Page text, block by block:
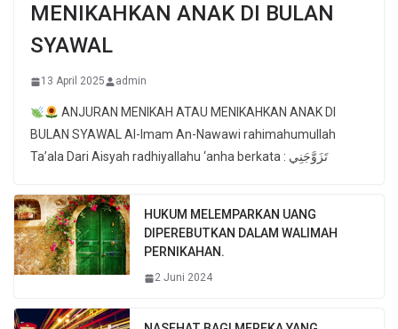
MENIKAHKAN ANAK DI BULAN
SYAWAL
13 April 2025 admin
ANJURAN MENIKAH ATAU MENIKAHKAN ANAK DI
BULAN SYAWAL Al-Imam An-Nawawi rahimahumullah
Ta’ala Dari Aisyah radhiyallahu ‘anha berkata : تَزَوَّجَنِي
HUKUM MELEMPARKAN UANG
DIPEREBUTKAN DALAM WALIMAH
PERNIKAHAN.
2 Juni 2024